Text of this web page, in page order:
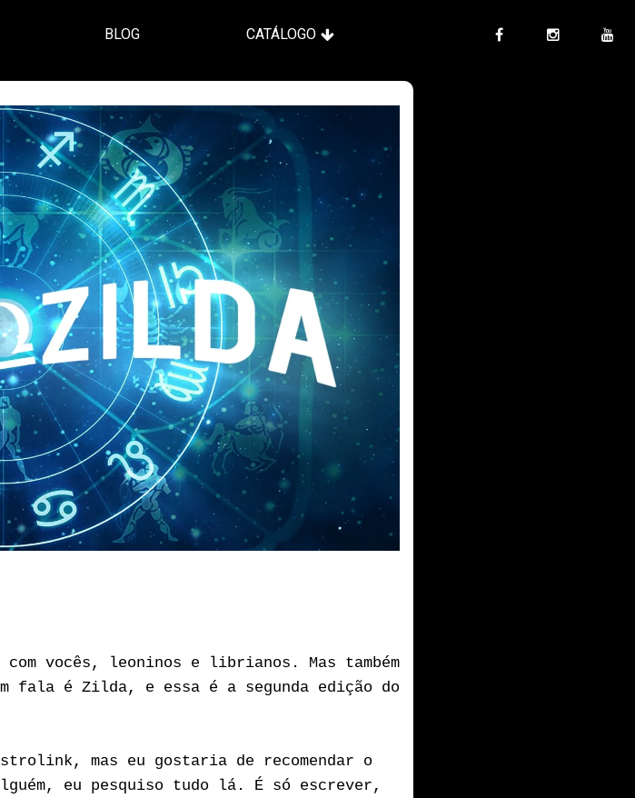
BLOG CATÁLOGO
vocês, leoninos e librianos. Mas também
fala é Zilda, e essa é a segunda edição do
mas eu gostaria de recomendar o
eu pesquiso tudo lá. É só escrever,